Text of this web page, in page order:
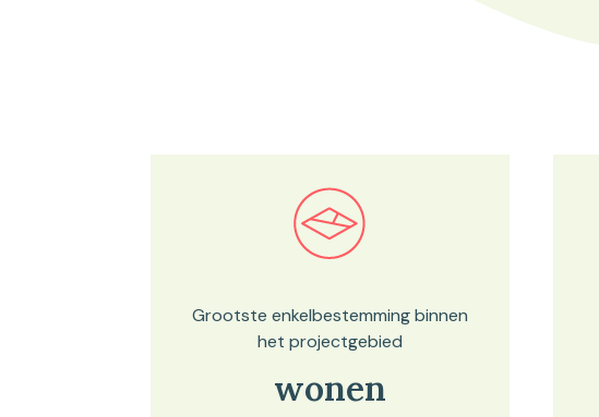
Bekijk in onze kaartviewer
Grootste enkelbestemming binnen
het projectgebied
wonen